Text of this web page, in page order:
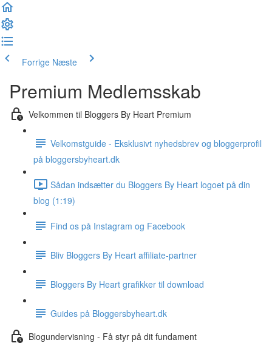
Forrige Næste
Premium Medlemsskab
Velkommen til Bloggers By Heart Premium
Velkomstguide - Eksklusivt nyhedsbrev og bloggerprofil
på bloggersbyheart.dk
Sådan indsætter du Bloggers By Heart logoet på din
blog (1:19)
Find os på Instagram og Facebook
Bliv Bloggers By Heart affiliate-partner
Bloggers By Heart grafikker til download
Guides på Bloggersbyheart.dk
Blogundervisning - Få styr på dit fundament